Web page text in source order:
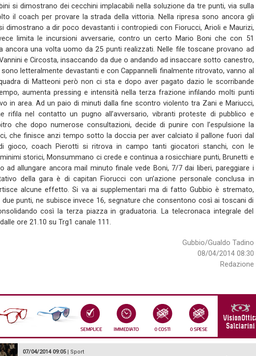
si dimostrano dei cecchini implacabili nella soluzione da tre punti, via sulla
il coach per provare la strada della vittoria. Nella ripresa sono ancora gli
dimostrano a dir poco devastanti i contropiedi con Fiorucci, Arioli e Maurizi,
limita le incursioni avversarie, contro un certo Mario Boni che con 51
ancora una volta uomo da 25 punti realizzati. Nelle file toscane provano ad
e Circosta, insaccando da due o andando ad insaccare sotto canestro,
letteralmente devastanti e con Cappannelli finalmente ritrovato, vanno al
di Matteoni però non ci sta e dopo aver pagato dazio le scorribande
aumenta pressing e intensità nella terza frazione infilando molti punti
in area. Ad un paio di minuti dalla fine scontro violento tra Zani e Mariucci,
rifila nel contatto un pugno all’avversario, vibranti proteste di pubblico e
che dopo numerose consultazioni, decide di punire con l’espulsione la
che finisce anzi tempo sotto la doccia per aver calciato il pallone fuori dal
gioco, coach Pierotti si ritrova in campo tanti giocatori stanchi, con le
storici, Monsummano ci crede e continua a rosicchiare punti, Brunetti e
ad allungare ancora mail minuto finale vede Boni, 7/7 dai liberi, pareggiare i
della gara è di capitan Fiorucci con un’azione personale conclusa in
alcune effetto. Si va ai supplementari ma di fatto Gubbio è stremato,
punti, ne subisce invece 16, segnature che consentono così ai toscani di
così la terza piazza in graduatoria. La telecronaca integrale del
ore 21.10 su Trg1 canale 111.
Gubbio/Gualdo Tadino
08/04/2014 08:30
Redazione
07/04/2014 09:05| Sport